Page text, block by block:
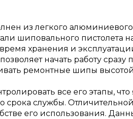
из легкого
шиповального пистолета
хранения и
начать работу
ремонтные шипы
все его этапы,
срока службы.
его использования.